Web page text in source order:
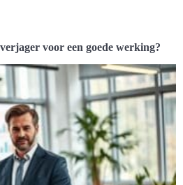
voor een goede werking?